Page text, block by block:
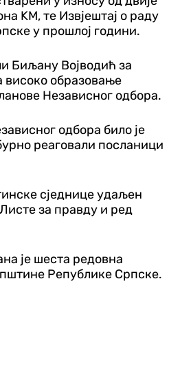
KМ, те Извјештај о раду
у прошлој години.
Биљану Војводић за
високо образовање
Независног одбора.
одбора било је
реаговали посланици
сједнице удаљен
за правду и ред
је шеста редовна
Републике Српске.